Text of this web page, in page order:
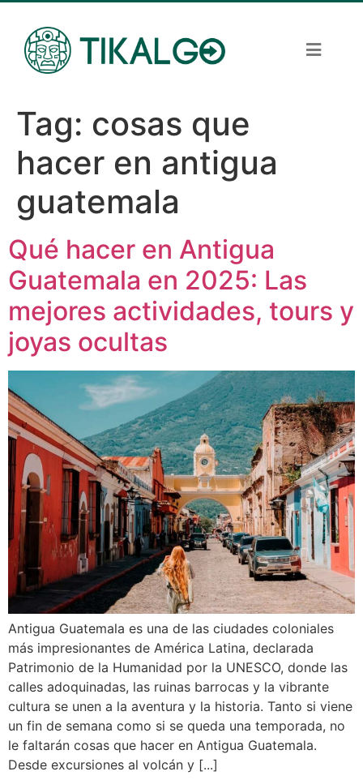
Tag: cosas que
hacer en antigua
guatemala
Qué hacer en Antigua
Guatemala en 2025: Las
mejores actividades, tours y
joyas ocultas
Antigua Guatemala es una de las ciudades coloniales
más impresionantes de América Latina, declarada
Patrimonio de la Humanidad por la UNESCO, donde las
calles adoquinadas, las ruinas barrocas y la vibrante
cultura se unen a la aventura y la historia. Tanto si viene
un fin de semana como si se queda una temporada, no
le faltarán cosas que hacer en Antigua Guatemala.
Desde excursiones al volcán y [...]